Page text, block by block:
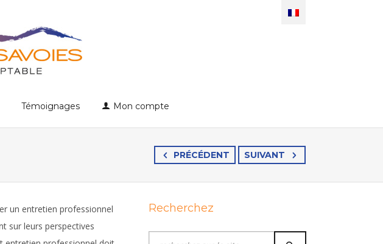
Témoignages Mon compte
PRÉCÉDENT SUIVANT
un entretien professionnel
sur leurs perspectives
Recherchez